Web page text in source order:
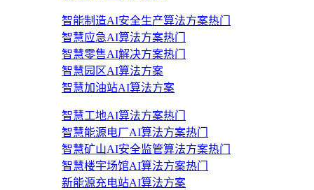
智能制造AI安全生产算法方案热门
智慧应急AI算法方案热门
智慧零售AI解决方案热门
智慧园区AI算法方案
智慧加油站AI算法方案
智慧工地AI算法方案热门
智慧能源电厂AI算法方案热门
智慧矿山AI安全监管算法方案热门
智慧楼宇场馆AI算法方案热门
新能源充电站AI算法方案